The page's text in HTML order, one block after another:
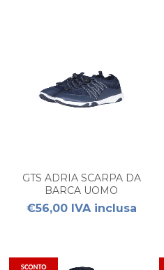
GTS ADRIA SCARPA DA
BARCA UOMO
€56,00 IVA inclusa